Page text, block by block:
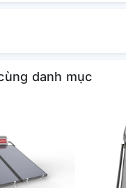
hơn. Thanh đốt mạ bạc
tiết kiệm điện năng &
danh mục